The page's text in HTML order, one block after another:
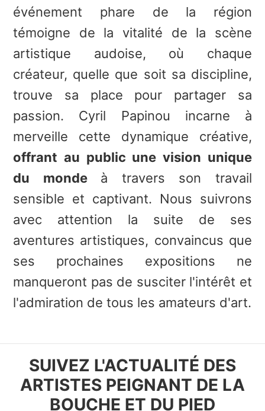
événement phare de la région
témoigne de la vitalité de la scène
artistique audoise, où chaque
créateur, quelle que soit sa discipline,
trouve sa place pour partager sa
passion. Cyril Papinou incarne à
merveille cette dynamique créative,
offrant au public une vision unique
du monde à travers son travail
sensible et captivant. Nous suivrons
avec attention la suite de ses
aventures artistiques, convaincus que
ses prochaines expositions ne
manqueront pas de susciter l'intérêt et
l'admiration de tous les amateurs d'art.
SUIVEZ L'ACTUALITÉ DES
ARTISTES PEIGNANT DE LA
BOUCHE ET DU PIED